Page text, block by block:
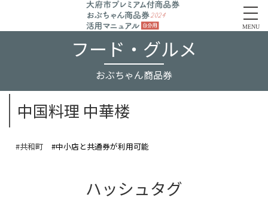
MENU
フード・グルメ
おぶちゃん商品券
中国料理 中華楼
#共和町 #中小店と共通券が利用可能
ハッシュタグ